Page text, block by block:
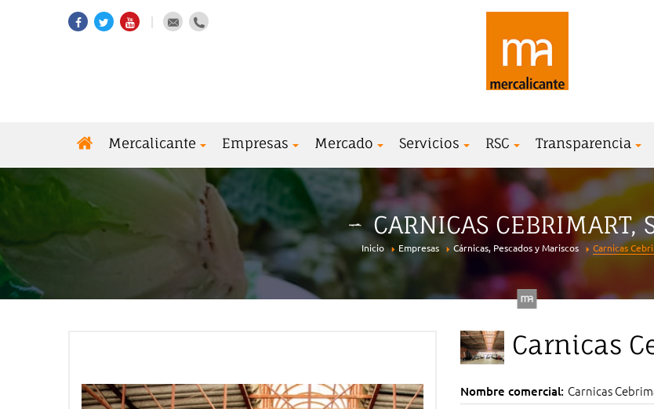
Mercalicante Empresas Mercado Servicios RSC Transparencia
CARNICAS CEBRIMART,
Inicio Empresas Cárnicas, Pescados y Mariscos Carnicas
Carnicas
Nombre comercial: Carnicas